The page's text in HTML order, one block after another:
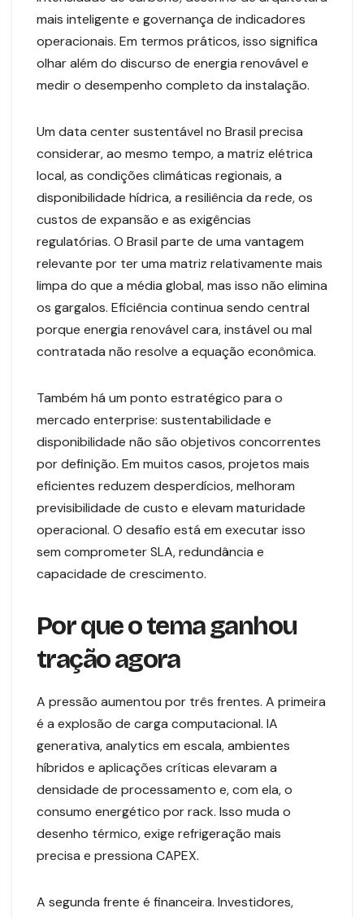
mais inteligente e governança de indicadores
operacionais. Em termos práticos, isso significa
olhar além do discurso de energia renovável e
medir o desempenho completo da instalação.
Um data center sustentável no Brasil precisa
considerar, ao mesmo tempo, a matriz elétrica
local, as condições climáticas regionais, a
disponibilidade hídrica, a resiliência da rede, os
custos de expansão e as exigências
regulatórias. O Brasil parte de uma vantagem
relevante por ter uma matriz relativamente mais
limpa do que a média global, mas isso não elimina
os gargalos. Eficiência continua sendo central
porque energia renovável cara, instável ou mal
contratada não resolve a equação econômica.
Também há um ponto estratégico para o
mercado enterprise: sustentabilidade e
disponibilidade não são objetivos concorrentes
por definição. Em muitos casos, projetos mais
eficientes reduzem desperdícios, melhoram
previsibilidade de custo e elevam maturidade
operacional. O desafio está em executar isso
sem comprometer SLA, redundância e
capacidade de crescimento.
Por que o tema ganhou
tração agora
A pressão aumentou por três frentes. A primeira
é a explosão de carga computacional. IA
generativa, analytics em escala, ambientes
híbridos e aplicações críticas elevaram a
densidade de processamento e, com ela, o
consumo energético por rack. Isso muda o
desenho térmico, exige refrigeração mais
precisa e pressiona CAPEX.
A segunda frente é financeira. Investidores,